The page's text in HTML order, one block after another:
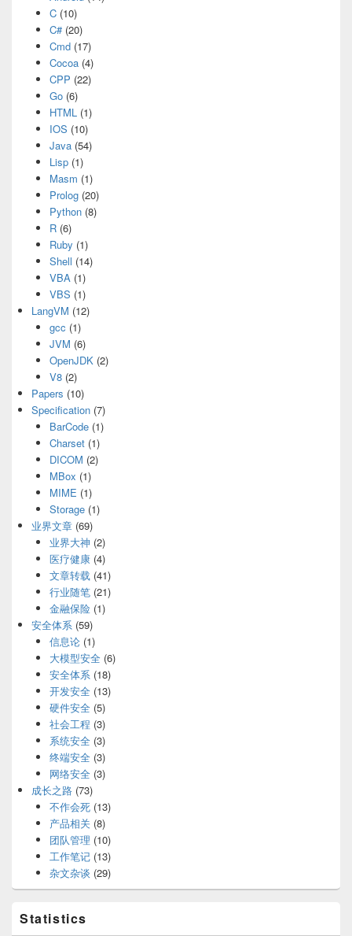
C(10)
C#(20)
Cmd(17)
Cocoa(4)
CPP (22)
Go(6)
HTML (1)
IOS (10)
Java(54)
Lisp(1)
Masm (1)
Prolog(20)
Python(8)
R(6)
Ruby (1)
Shell (14)
VBA (1)
VBS (1)
LangVM (12)
gcc (1)
JVM (6)
OpenJDK(2)
V8(2)
Papers (10)
Specification (7)
BarCode(1)
Charset(1)
DICOM (2)
MBox (1)
MIME (1)
Storage(1)
业界文章 (69)
业界大神 (2)
医疗健康(4)
文章转载 (41)
行业随笔(21)
金融保险(1)
安全体系 (59)
信息论(1)
大模型安全(6)
安全体系 (18)
开发安全(13)
硬件安全(5)
社会工程 (3)
系统安全(3)
终端安全(3)
网络安全(3)
成长之路 (73)
不作会死(13)
产品相关 (8)
团队管理 (10)
工作笔记(13)
杂文杂谈 (29)
Statistics